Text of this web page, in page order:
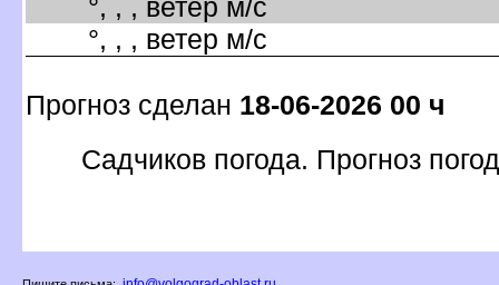
°, , , ветер м/с
°, , , ветер м/с
Прогноз сделан 18-06-2026 00 ч
Садчиков погода. Прогноз